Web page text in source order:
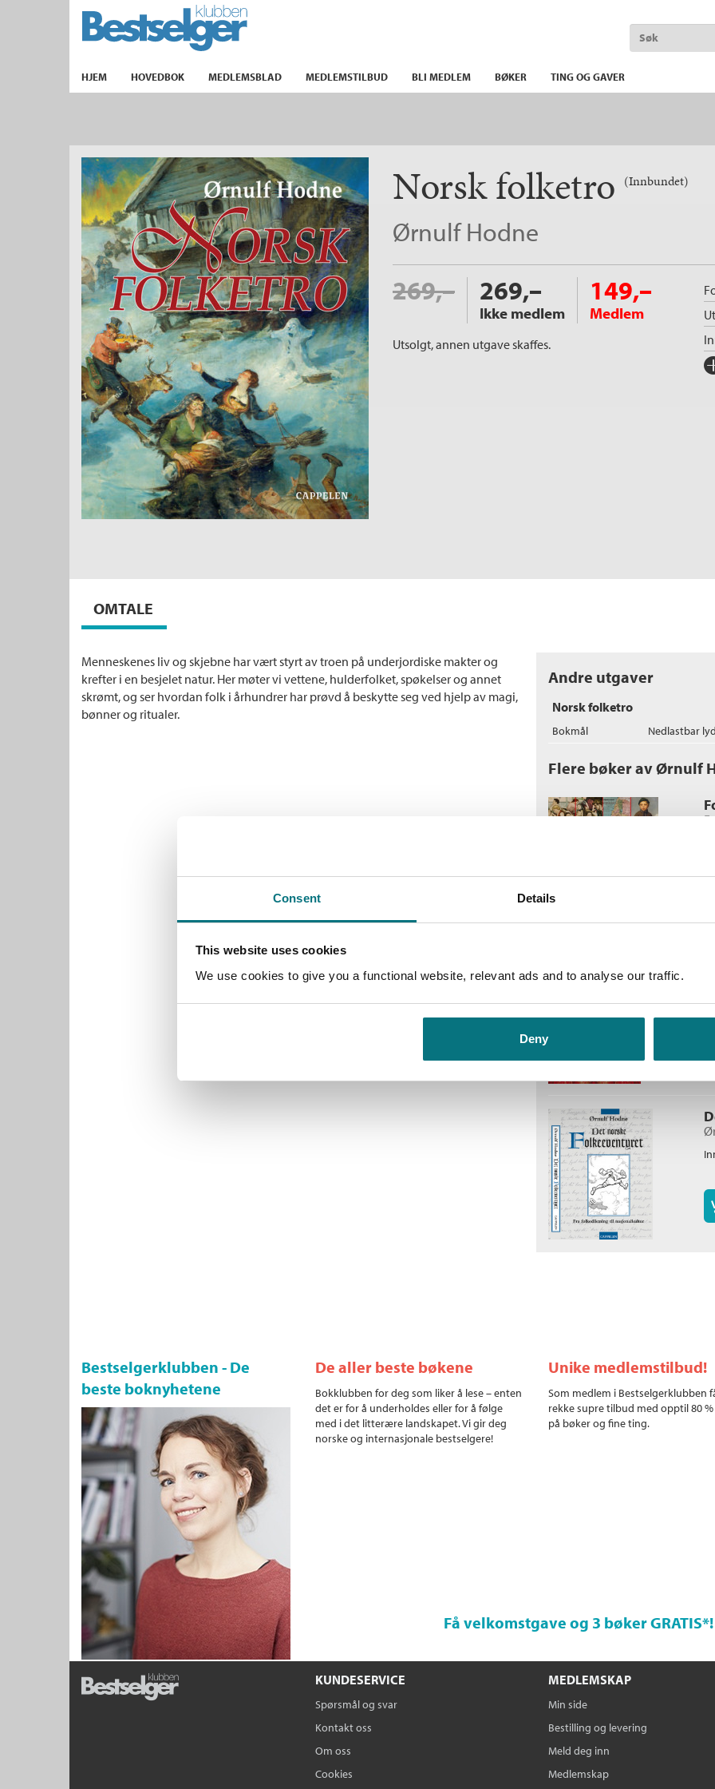
Consent Details
This website uses cookies
We use cookies to give you a functional website, relevant ads and to analyse our traffic.
Deny
TIL FORSIDEN
HJEM HOVEDBOK MEDLEMSBLAD MEDLEMSTILBUD BLI MEDLEM BØKER TING OG GAVER
Norsk folketro (Innbundet)
Ørnulf Hodne
269,–
269,–
Ikke medlem
149,–
Medlem
Utsolgt, annen utgave skaffes.
OMTALE
Menneskenes liv og skjebne har vært styrt av troen på underjordiske makter og
krefter i en besjelet natur. Her møter vi vettene, hulderfolket, spøkelser og annet
skrømt, og ser hvordan folk i århundrer har prøvd å beskytte seg ved hjelp av magi,
bønner og ritualer.
Andre utgaver
Norsk folketro
Bokmål Nedlastbar
Flere bøker av Ørnulf
Bestselgerklubben - De
beste boknyhetene
De aller beste bøkene
Bokklubben for deg som liker å lese – enten
det er for å underholdes eller for å følge
med i det litterære landskapet. Vi gir deg
norske og internasjonale bestselgere!
Unike medlemstilbud!
Som medlem i Bestselgerklubben
rekke supre tilbud med opptil 80
på bøker og fine ting.
Få velkomstgave og 3 bøker GRATIS*!
KUNDESERVICE
Spørsmål og svar
Kontakt oss
Om oss
Cookies
MEDLEMSKAP
Min side
Bestilling og levering
Meld deg inn
Medlemskap